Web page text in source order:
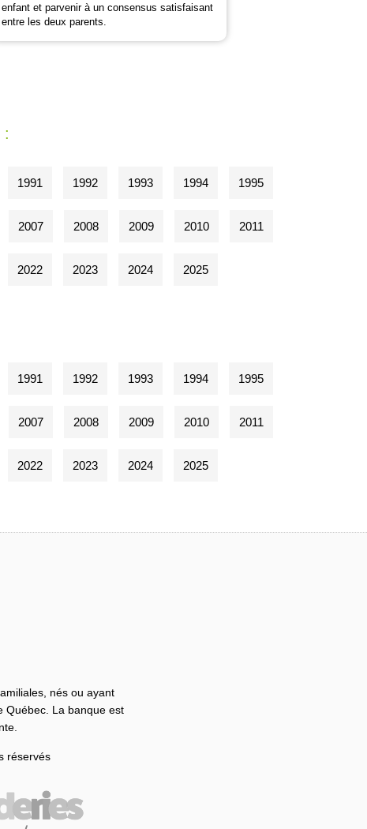
enfant et parvenir à un consensus satisfaisant
entre les deux parents.
:
1991 1992 1993 1994 1995
2007 2008 2009 2010 2011
2022 2023 2024 2025
1991 1992 1993 1994 1995
2007 2008 2009 2010 2011
2022 2023 2024 2025
nés ou ayant
Québec. La banque est
réservés